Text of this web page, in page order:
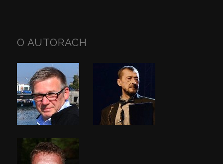
O AUTORACH